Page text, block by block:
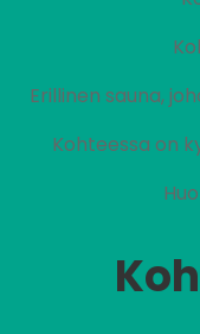
Erillinen sauna,
Kohteessa on